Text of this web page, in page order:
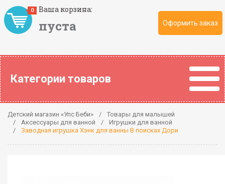
Ваша корзина:
пуста
0
Оформить заказ
Категории товаров
Детский магазин «Упс Беби»
Товары для малышей
Аксессуары для ванной
Игрушки для ванной
Заводная игрушка Хэнк для ванны В поисках Дори